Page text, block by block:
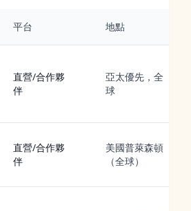
平台 地點
直營/合作夥
伴
亞太優先，全
球
直營/合作夥
伴
美國普萊森頓
（全球）